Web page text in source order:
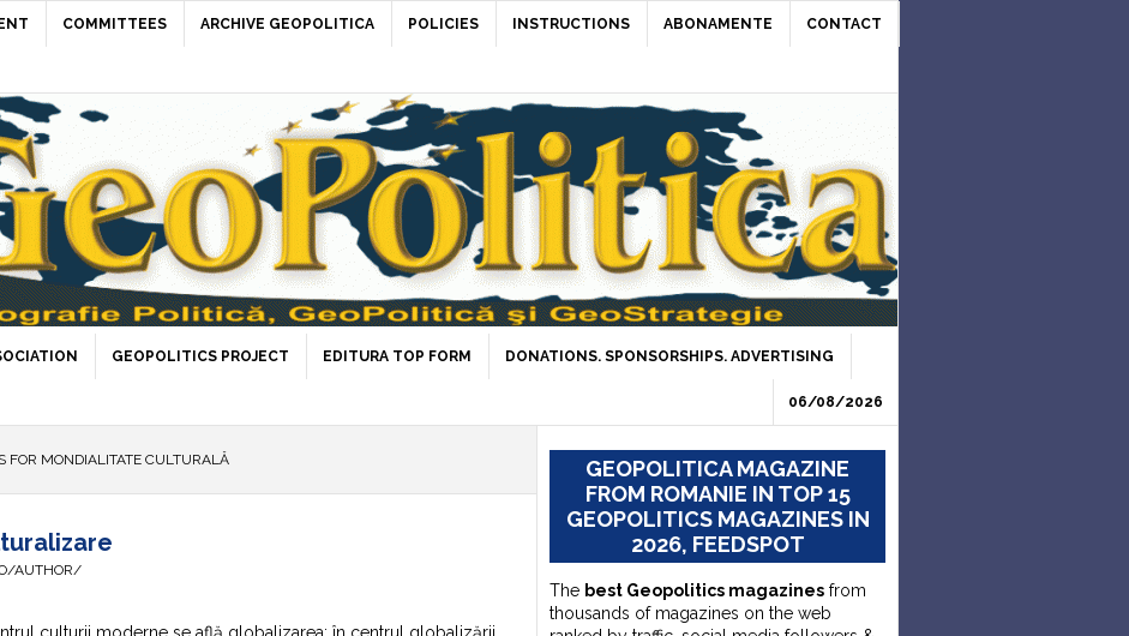
COMMITTEES ARCHIVE GEOPOLITICA POLICIES INSTRUCTIONS ABONAMENTE CONTACT
GEOPOLITICS PROJECT EDITURA TOP FORM DONATIONS. SPONSORSHIPS. ADVERTISING
06/08/2026
FOR MONDIALITATE CULTURALĂ
AUTHOR/
GEOPOLITICA MAGAZINE
FROM ROMANIE IN TOP 15
GEOPOLITICS MAGAZINES IN
2026, FEEDSPOT
The best Geopolitics magazines from
thousands of magazines on the web